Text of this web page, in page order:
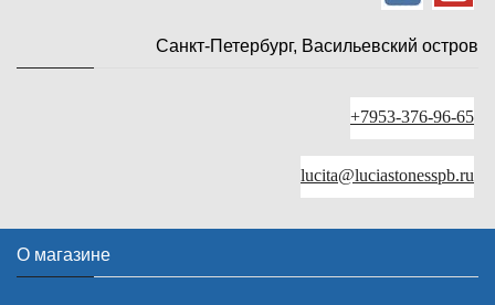
Санкт-Петербург, Васильевский остров
+7953-376-96-65
lucita@luciastonesspb.ru
О магазине